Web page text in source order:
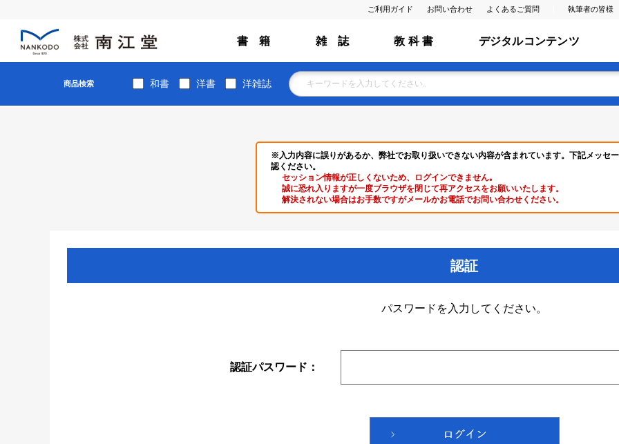
ご利用ガイド お問い合わせ よくあるご質問 執筆者の皆様
書 籍 雑 誌 教 科 書 デジタルコンテンツ
商品検索 和書 洋書 洋雑誌
※入力内容に誤りがあるか、弊社でお取り扱いできない内容が含まれています。下記メッセ
認ください。
セッション情報が正しくないため、ログインできません｡
誠に恐れ入りますが一度ブラウザを閉じて再アクセスをお願いいたします。
解決されない場合はお手数ですがメールかお電話でお問い合わせください。
認証
パスワードを入力してください。
認証パスワード：